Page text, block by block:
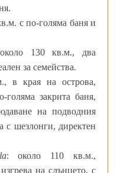
с по-голяма баня и
130 кв.м., два
за семейства.
в края на острова,
голяма закрита баня,
на подводния
с шезлонги, директен
: около 110 кв.м.,
на слънцето, с